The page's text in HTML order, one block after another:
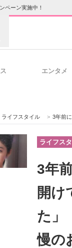
ペーン実施中！
ネスと働き方のヒント
づくり技術者専門サイト
エンタメ
ライフスタイル > 3年前に
ライフス
3年
開
た」
慢の